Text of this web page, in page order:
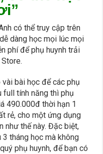
có thể truy cập trên
dàng học mọi lúc mọi
phí để phụ huynh trải
bài học để các phụ
full tính năng thì phụ
490.000đ thời hạn 1
rẻ, cho một ứng dụng
như thế này. Đặc biệt,
3 tháng học mà không
phụ huynh, để bạn có